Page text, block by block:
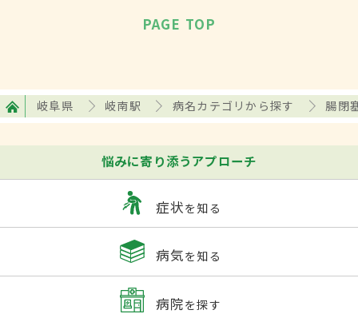
PAGE TOP
岐阜県 岐南駅 病名カテゴリから探す 腸閉
悩みに寄り添うアプローチ
症状を知る
病気を知る
病院を探す